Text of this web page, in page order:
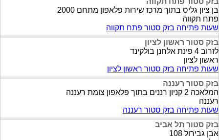
בן ציון גליס בתוך מרכז שירות פלאפון מתחם 2000
פתח תקווה
שעות פתיחה בזק סטור פתח תקווה
בזק סטור ראשון לציון
לזרוב 4 פינת אלחנן בולקינד
ראשון לציון
שעות פתיחה בזק סטור ראשון לציון
בזק סטור רעננה
המלאכה 2 קניון רננים בתוך פלאפון צומת רעננה
רעננה
שעות פתיחה בזק סטור רעננה
בזק סטור תל אביב
אבן גבירול 108